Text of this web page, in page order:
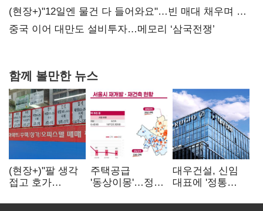
20억 키맞추기
(현장+)"12일엔 물건 다 들어와요"…빈 매대 채우며 문
연 홈플러스
중국 이어 대만도 설비투자…메모리 ‘삼국전쟁’
함께 볼만한 뉴스
(현장+)"팔 생각
접고 호가
똘똘한 한 채'
주택공급
'동상이몽'…정부
없으면 '공수표'
대우건설, 신임
대표에 '정통
부사장 내정